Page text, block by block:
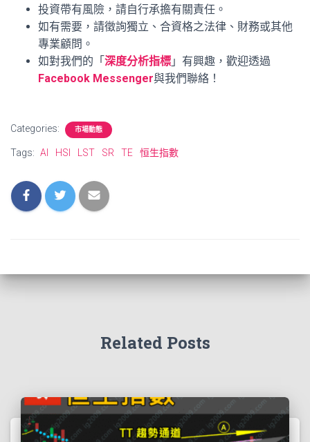
投資帶有風險，請自行承擔有關責任。
如有需要，請徵詢獨立、合資格之法律、財務或其他
專業顧問。
如對我們的「 深度分析指標 」有興趣，歡迎透過
Facebook Messenger與我們聯絡！
Categories: 市場動態
Tags: AI HSI LST SR TE 恒生指數
Related Posts